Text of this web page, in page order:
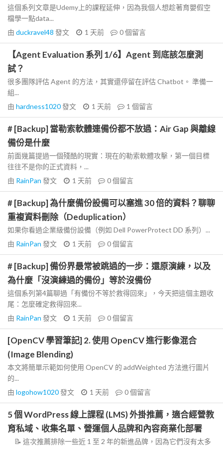
這個系列文章是Udemy上的課程延伸，因為我個人想趁著育嬰假空
檔學一點data...
由 duckravel48 發文 1 天前 0個留言
【Agent Evaluation 系列 1/6】Agent 到底該怎麼測
試？
很多團隊評估 Agent 的方法，其實還停留在評估 Chatbot。 準備一
組...
由 hardness1020發文 1 天前 1 個留言
# [Backup] 當勒索軟體連備份都不放過：Air Gap 與離線
備份是什麼
前面幾篇提過一個殘酷的現實：現在的勒索軟體攻擊，第一個目標
往往不是你的正式資料，...
由 RainPan 發文 1 天前 0個留言
# [Backup] 為什麼備份設備可以塞進 30 倍的資料？聊聊
重複資料刪除（Deduplication）
如果你看過企業級備份設備（例如 Dell PowerProtect DD 系列）...
由 RainPan 發文 1 天前 0個留言
# [Backup] 備份界最常被跳過的一步：還原演練，以及
為什麼「沒演練過的備份」等於沒備份
這個系列第4篇聊過「有備份不等於救得回來」，今天把這個主題收
尾：怎麼確定救得回來...
由 RainPan 發文 1 天前 0個留言
[OpenCV 學習筆記] 2. 使用 OpenCV 進行影像混合
(Image Blending)
本文將簡單示範如何使用 OpenCV 的 addWeighted 方法進行圖片
的...
由 logohow1020發文 1 天前 0個留言
5 個 WordPress 線上課程 (LMS) 外掛推薦，適合經營教
育私域、收集名單、營運個人品牌和內容商業化部署
📝 這次推薦排除一些近 1 至 2 年的新進品牌，因為它們沒有太多